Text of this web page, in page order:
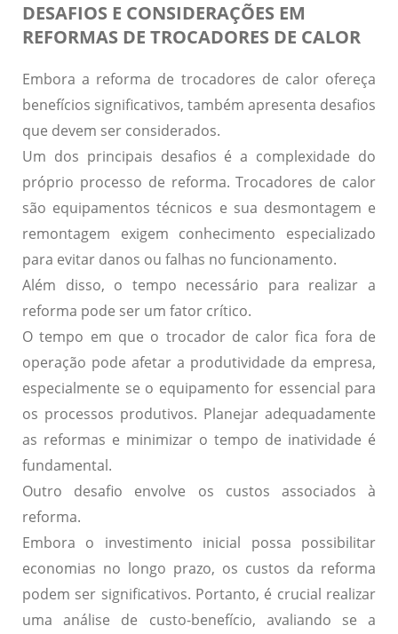
DESAFIOS E CONSIDERAÇÕES EM
REFORMAS DE TROCADORES DE CALOR
Embora a reforma de trocadores de calor ofereça
benefícios significativos, também apresenta desafios
que devem ser considerados.
Um dos principais desafios é a complexidade do
próprio processo de reforma. Trocadores de calor
são equipamentos técnicos e sua desmontagem e
remontagem exigem conhecimento especializado
para evitar danos ou falhas no funcionamento.
Além disso, o tempo necessário para realizar a
reforma pode ser um fator crítico.
O tempo em que o trocador de calor fica fora de
operação pode afetar a produtividade da empresa,
especialmente se o equipamento for essencial para
os processos produtivos. Planejar adequadamente
as reformas e minimizar o tempo de inatividade é
fundamental.
Outro desafio envolve os custos associados à
reforma.
Embora o investimento inicial possa possibilitar
economias no longo prazo, os custos da reforma
podem ser significativos. Portanto, é crucial realizar
uma análise de custo-benefício, avaliando se a